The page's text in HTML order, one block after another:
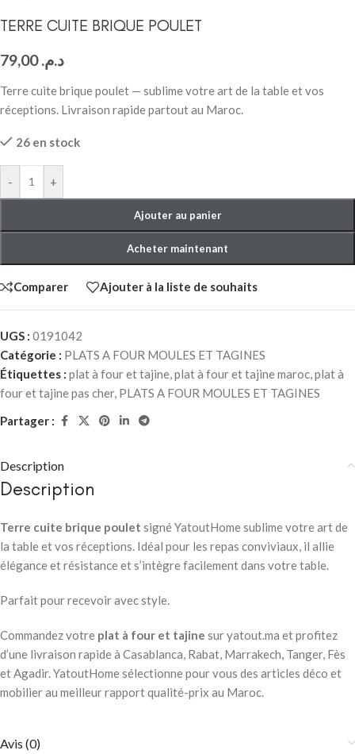
TERRE CUITE BRIQUE POULET
د.م.79,00
Terre cuite brique poulet — sublime votre art de la table et vos
réceptions. Livraison rapide partout au Maroc.
26 en stock
- +
Ajouter au panier
Acheter maintenant
Comparer Ajouter à la liste de souhaits
UGS : 0191042
Catégorie : PLATS A FOUR MOULES ET TAGINES
Étiquettes : plat à four et tajine plat à four et tajine maroc plat à
four et tajine pas cher, PLATS A FOUR MOULES ET TAGINES
Partager :
Description
Description
Terre cuite brique poulet signé YatoutHome sublime votre art de
la table et vos réceptions. Idéal pour les repas conviviaux, il allie
élégance et résistance et s’intègre facilement dans votre table.
Parfait pour recevoir avec style.
Commandez votre plat à four et tajine sur yatout.ma et profitez
d’une livraison rapide à Casablanca, Rabat, Marrakech, Tanger, Fès
et Agadir. YatoutHome sélectionne pour vous des articles déco et
mobilier au meilleur rapport qualité-prix au Maroc.
Avis (0)